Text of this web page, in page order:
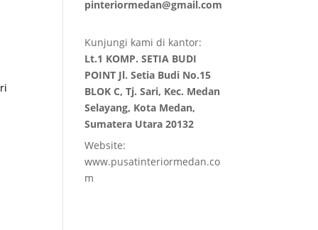
pinteriormedan@gmail.com
Kunjungi kami di kantor:
Lt.1 KOMP. SETIA BUDI
POINT Jl. Setia Budi No.15
BLOK C, Tj. Sari, Kec. Medan
Selayang, Kota Medan,
Sumatera Utara 20132
Website:
www.pusatinteriormedan.co
m